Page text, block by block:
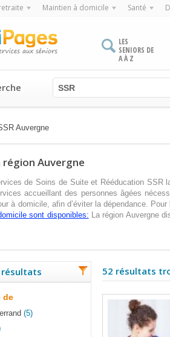
Maintien à domicile Santé
LES
SENIORS DE
A À Z
SSR
Auvergne
région Auvergne
de Soins de Suite et Rééducation SSR
accueillant des personnes âgées
à domicile, afin d’éviter la dépendance.
sont disponibles: La région Auvergne
de
(5)
52 résultats